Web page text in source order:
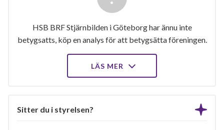
HSB BRF Stjärnbilden i Göteborg har ännu inte
betygsatts, köp en analys för att betygsätta föreningen.
LÄS MER
Sitter du i styrelsen?